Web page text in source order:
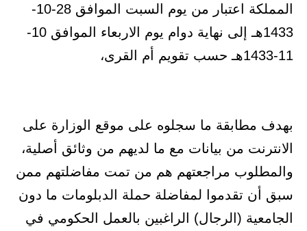
المملكة اعتبار من يوم السبت الموافق 28-10-
1433هـ إلى نهاية دوام يوم الاربعاء الموافق 10-
11-1433هـ حسب تقويم أم القرى،
بهدف مطابقة ما سجلوه على موقع الوزارة على
الانترنت من بيانات مع ما لديهم من وثائق أصلية،
والمطلوب مراجعتهم هم من تمت مفاضلتهم ممن
سبق أن تقدموا لمفاضلة حملة الدبلومات ما دون
الجامعية (الرجال) الراغبين بالعمل الحكومي في